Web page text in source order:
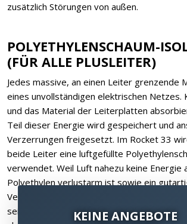
zusätzlich Störungen von außen.
POLYETHYLENSCHAUM-
(FÜR ALLE PLUSLEITER)
Jedes massive, an einen Leiter grenzende
eines unvollständigen elektrischen Netzes.
und das Material der Leiterplatten
Teil dieser Energie wird gespeichert und
Verzerrungen freigesetzt. Im Rocket 33
beide Leiter eine luftgefüllte
verwendet. Weil Luft nahezu keine Energie
Polyethylen verlustarm ist sowie ein
Verzerrungsprofil aufweist, verursacht PE-
seinem hohen Luftanteil deutlich weniger
KEINE ANGEBOTE